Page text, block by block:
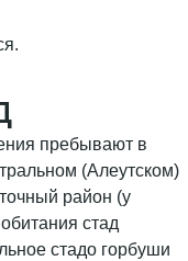
пребывают в
(Алеутском)
район (у
стад
стадо горбуши